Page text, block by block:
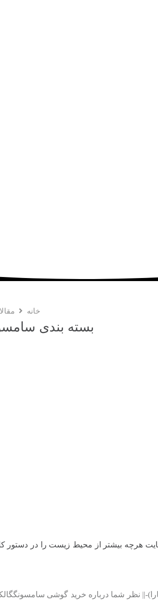
خانه
بسته بندی
|| نظر شما درباره خرید گوشی